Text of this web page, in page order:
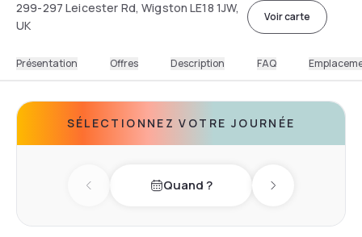
299-297 Leicester Rd, Wigston LE18 1JW,
UK
Voir carte
Présentation Offres Description FAQ
SÉLECTIONNEZ VOTRE JOURNÉE
Previous dayQuand ? Next day